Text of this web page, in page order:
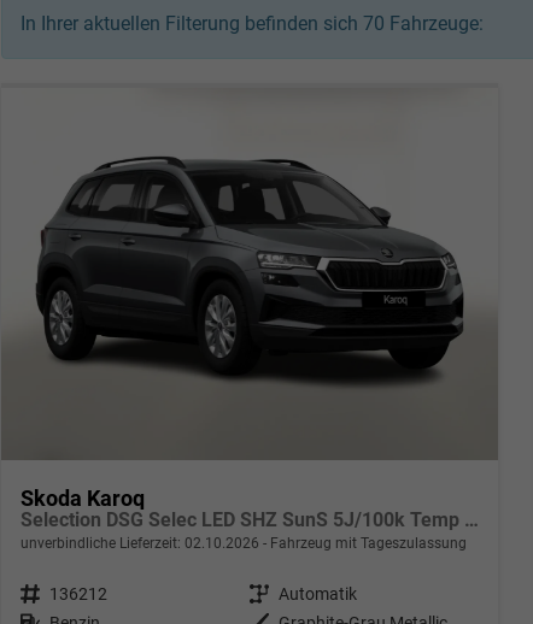
In Ihrer aktuellen Filterung befinden sich 70 Fahrzeuge:
Skoda Karoq
Selection DSG Selec LED SHZ SunS 5J/100k Temp VirtC
unverbindliche Lieferzeit: 02.10.2026 Fahrzeug mit Tageszulassung
Fahrzeugnr. 136212 Getriebe Automatik